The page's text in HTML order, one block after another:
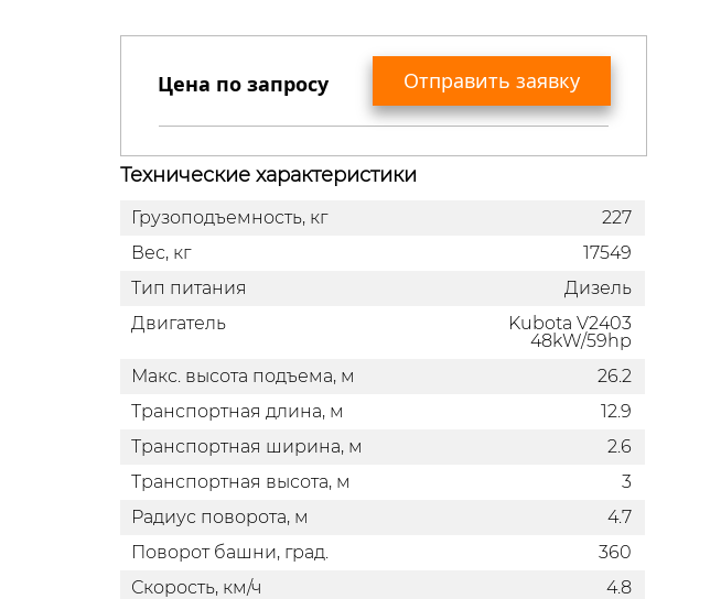
Цена по запросу Отправить заявку
Вы получите коммерческое предложение
с актуальными ценами, сроками поставки,
дополнительной информацией по
техники.
Технические характеристики
Грузоподъемность, кг
227
Вес, кг
17549
Тип питания
Дизель
Двигатель
Kubota V2403
48kW/59hp
Макс. высота подъема, м
26.2
Транспортная длина, м
12.9
Транспортная ширина, м
2.6
Транспортная высота, м
3
Радиус поворота, м
4.7
Поворот башни, град.
360
Скорость, км/ч
4.8